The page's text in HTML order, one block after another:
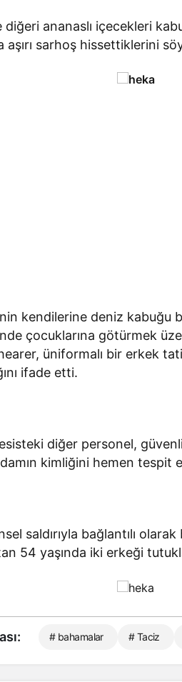
ananaslı içecekleri
aşırı sarhoş hissettiklerini
kendilerine deniz kabuğu
çocuklarına götürmek
üniformalı bir erkek tatil
ifade etti.
diğer personel,
kimliğini hemen tespit
saldırıyla bağlantılı
54 yaşında iki erkeği
# bahamalar # Taciz